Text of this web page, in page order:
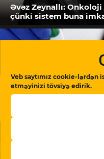
Veb saytımız cookie-
etməyinizi tövsiyə edirik.
Əvəz Zeynallı: Onkoloji
çünki sistem buna